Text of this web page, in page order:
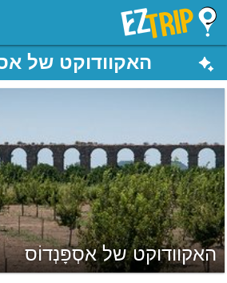
EZTrip
האקוודוקט של
האקוודוקט של אסְפָּנְדוֹס